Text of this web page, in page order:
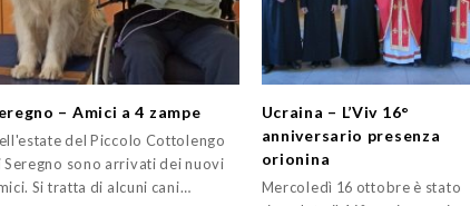
– Amici a 4 zampe
del Piccolo Cottolengo
Seregno sono arrivati dei nuovi
Si tratta di alcuni cani…
Ucraina – L’Viv 16°
anniversario presenza
orionina
Mercoledì 16 ottobre è stato